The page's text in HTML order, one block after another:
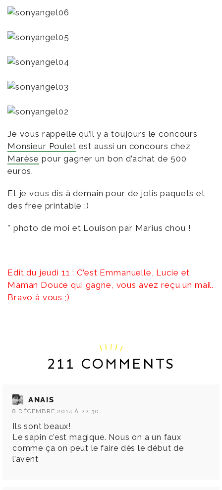
Je vous rappelle qu’il y a toujours le concours
Monsieur Poulet est aussi un concours chez
Marèse pour gagner un bon d’achat de 500
euros.
Et je vous dis à demain pour de jolis paquets et
des free printable :)
* photo de moi et Louison par Marius chou !
Edit du jeudi 11 : C’est Emmanuelle, Lucie et
Maman Douce qui gagne, vous avez reçu un mail.
Bravo à vous ;)
211 COMMENTS
ANAIS
8 DÉCEMBRE 2014 À 22:30
Ils sont beaux!
Le sapin c’est magique. Nous on a un faux
comme ça on peut le faire dès le début de
l’avent